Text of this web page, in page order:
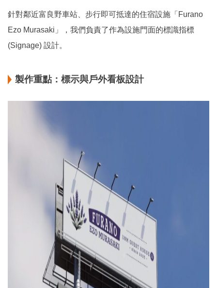
針對鄰近富良野車站、步行即可抵達的住宿設施「Furano
Ezo Murasaki」，我們負責了作為設施門面的標識指標
(Signage) 設計。
製作重點：標示與戶外看板設計